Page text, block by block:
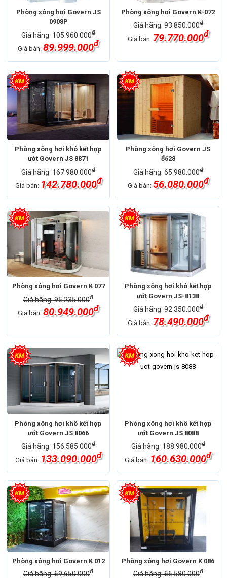
Phòng xông hơi Govern JS
0908P
Giá hãng: 105.960.000đ
Giá bán:89.999.000đ
Phòng xông hơi Govern K-072
Giá hãng: 93.850.000đ
Giá bán: 79.770.000đ
Phòng xông hơi khô kết hợp
ướt Govern JS 8871
Giá hãng: 167.980.000đ
Giá bán: 142.780.000đ
Phòng xông hơi Govern JS
8̉628
Giá hãng: 65.980.000đ
Giá bán: 56.080.000đ
Phòng xông hơi Govern K 077
Giá hãng: 95.235.000đ
Giá bán:80.949.000đ
Phòng xông hơi khô kết hợp
ướt Govern JS-8138
Giá hãng: 92.350.000đ
Giá bán: 78.490.000đ
Phòng xông hơi khô kết hợp
ướt Govern JS 8066
Giá hãng: 156.585.000đ
Giá bán: 133.090.000đ
Phòng xông hơi khô kết hợp
ướt Govern JS 8088
Giá hãng: 188.980.000đ
Giá bán: 160.630.000đ
Phòng xông hơi Govern K 012
Giá hãng: 69.650.000đ
Phòng xông hơi Govern K 086
Giá hãng: 66.580.000đ